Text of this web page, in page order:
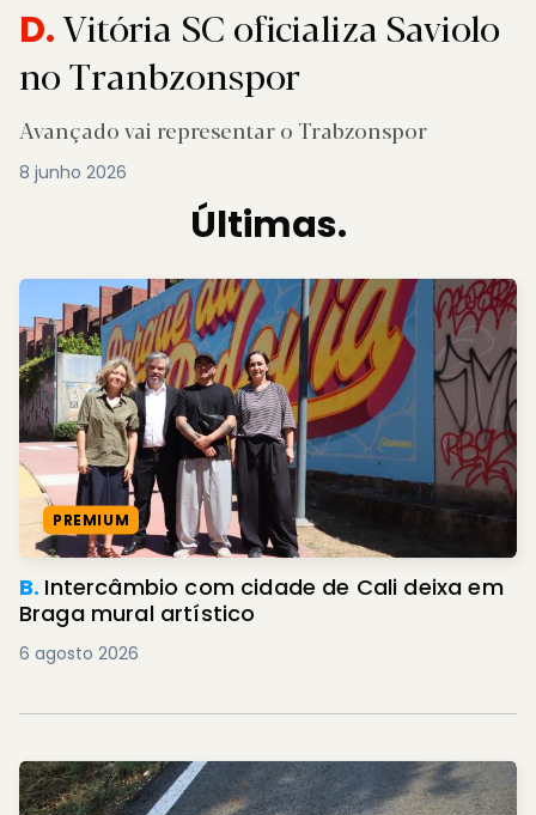
D.Vitória SC oficializa Saviolo
no Tranbzonspor
Avançado vai representar o Trabzonspor
8 junho 2026
Últimas.
PREMIUM
B. Intercâmbio com cidade de Cali deixa em
Braga mural artístico
6 agosto 2026